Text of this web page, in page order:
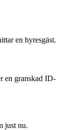
en hyresgäst.
en granskad ID-
just nu.